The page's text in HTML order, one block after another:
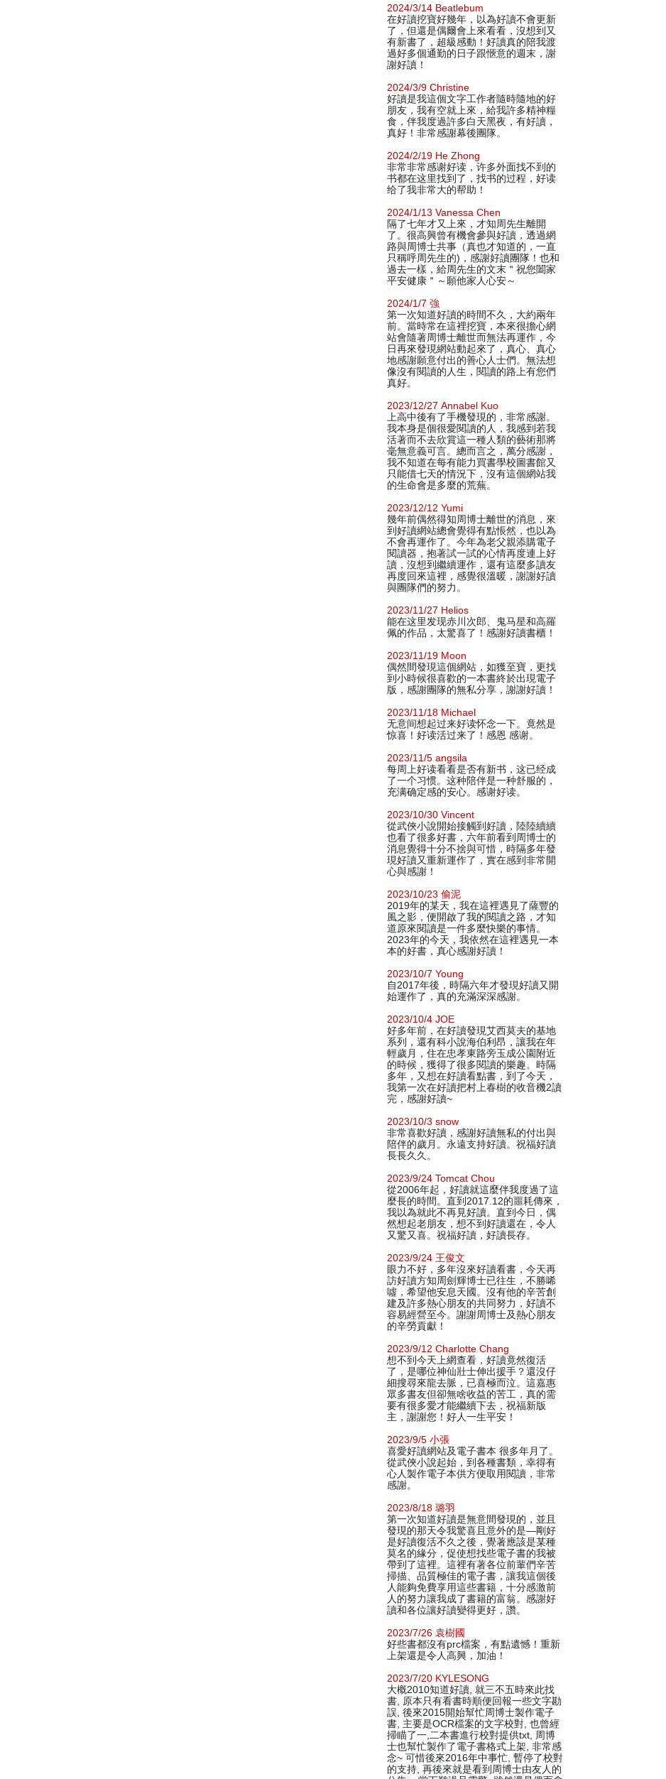
2024/3/14 Beatlebum
在好讀挖寶好幾年，以為好讀不會更新
了，但還是偶爾會上來看看，沒想到又
有新書了，超級感動！好讀真的陪我渡
過好多個通勤的日子跟愜意的週末，謝
謝好讀！
2024/3/9 Christine
好讀是我這個文字工作者隨時隨地的好
朋友，我有空就上來，給我許多精神糧
食，伴我度過許多白天黑夜，有好讀，
真好！非常感謝幕後團隊。
2024/2/19 He Zhong
非常非常感谢好读，许多外面找不到的
书都在这里找到了，找书的过程，好读
给了我非常大的帮助！
2024/1/13 Vanessa Chen
隔了七年才又上來，才知周先生離開
了。很高興曾有機會參與好讀，透過網
路與周博士共事（真也才知道的，一直
只稱呼周先生的)，感謝好讀團隊！也和
過去一樣，給周先生的文末＂祝您闔家
平安健康＂～願他家人心安～
2024/1/7 強
第一次知道好讀的時間不久，大約兩年
前。當時常在這裡挖寶，本來很擔心網
站會隨著周博士離世而無法再運作，今
日再來發現網站動起來了，真心、真心
地感謝願意付出的善心人士們。無法想
像沒有閱讀的人生，閱讀的路上有您們
真好。
2023/12/27 Annabel Kuo
上高中後有了手機發現的，非常感謝。
我本身是個很愛閱讀的人，我感到若我
活著而不去欣賞這一種人類的藝術那將
毫無意義可言。總而言之，萬分感謝，
我不知道在每有能力買書學校圖書館又
只能借七天的情況下，沒有這個網站我
的生命會是多麼的荒蕪。
2023/12/12 Yumi
幾年前偶然得知周博士離世的消息，來
到好讀網站總會覺得有點悵然，也以為
不會再運作了。今年為老父親添購電子
閱讀器，抱著試一試的心情再度連上好
讀，沒想到繼續運作，還有這麼多讀友
再度回來這裡，感覺很溫暖，謝謝好讀
與團隊們的努力。
2023/11/27 Helios
能在这里发现赤川次郎、鬼马星和高羅
佩的作品，太驚喜了！感謝好讀書櫃！
2023/11/19 Moon
偶然間發現這個網站，如獲至寶，更找
到小時候很喜歡的一本書終於出現電子
版，感謝團隊的無私分享，謝謝好讀！
2023/11/18 Michael
无意间想起过来好读怀念一下。竟然是
惊喜！好读活过来了！感恩 感谢。
2023/11/5 angsila
每周上好读看看是否有新书，这已经成
了一个习惯。这种陪伴是一种舒服的，
充满确定感的安心。感谢好读。
2023/10/30 Vincent
從武俠小說開始接觸到好讀，陸陸續續
也看了很多好書，六年前看到周博士的
消息覺得十分不捨與可惜，時隔多年發
現好讀又重新運作了，實在感到非常開
心與感謝！
2023/10/23 偷泥
2019年的某天，我在這裡遇見了薩豐的
風之影，便開啟了我的閱讀之路，才知
道原來閱讀是一件多麼快樂的事情。
2023年的今天，我依然在這裡遇見一本
本的好書，真心感謝好讀！
2023/10/7 Young
自2017年後，時隔六年才發現好讀又開
始運作了，真的充滿深深感謝。
2023/10/4 JOE
好多年前，在好讀發現艾西莫夫的基地
系列，還有科小說海伯利昂，讓我在年
輕歲月，住在忠孝東路旁玉成公園附近
的時候，獲得了很多閱讀的樂趣。時隔
多年，又想在好讀看點書，到了今天，
我第一次在好讀把村上春樹的收音機2讀
完，感謝好讀~
2023/10/3 snow
非常喜歡好讀，感謝好讀無私的付出與
陪伴的歲月。永遠支持好讀。祝福好讀
長長久久。
2023/9/24 Tomcat Chou
從2006年起，好讀就這麼伴我度過了這
麼長的時間。直到2017.12的噩耗傳來，
我以為就此不再見好讀。直到今日，偶
然想起老朋友，想不到好讀還在，令人
又驚又喜。祝福好讀，好讀長存。
2023/9/24 王俊文
眼力不好，多年沒來好讀看書，今天再
訪好讀方知周劍輝博士已往生，不勝唏
噓，希望他安息天國。沒有他的辛苦創
建及許多熱心朋友的共同努力，好讀不
容易經營至今。謝謝周博士及熱心朋友
的辛勞貢獻！
2023/9/12 Charlotte Chang
想不到今天上網查看，好讀竟然復活
了，是哪位神仙壯士伸出援手？還沒仔
細搜尋來龍去脈，已喜極而泣。這嘉惠
眾多書友但卻無啥收益的苦工，真的需
要有很多愛才能繼續下去，祝福新版
主，謝謝您！好人一生平安！
2023/9/5 小張
喜愛好讀網站及電子書本 很多年月了。
從武俠小說起始，到各種書類，幸得有
心人製作電子本供方便取用閱讀，非常
感謝。
2023/8/18 璐羽
第一次知道好讀是無意間發現的，並且
發現的那天令我驚喜且意外的是—剛好
是好讀復活不久之後，覺著應該是某種
莫名的緣分，促使想找些電子書的我被
帶到了這裡。這裡有著各位前輩們辛苦
掃描、品質極佳的電子書，讓我這個後
人能夠免費享用這些書籍，十分感激前
人的努力讓我成了書籍的富翁。感謝好
讀和各位讓好讀變得更好，讚。
2023/7/26 袁樹國
好些書都沒有prc檔案，有點遺憾！重新
上架還是令人高興，加油！
2023/7/20 KYLESONG
大概2010知道好讀, 就三不五時來此找
書, 原本只有看書時順便回報一些文字勘
誤, 後來2015開始幫忙周博士製作電子
書, 主要是OCR檔案的文字校對, 也曾經
掃瞄了一,二本書進行校對提供txt, 周博
士也幫忙製作了電子書格式上架, 非常感
念~ 可惜後來2016年中事忙, 暫停了校對
的支持, 再後來就是看到周博士由友人的